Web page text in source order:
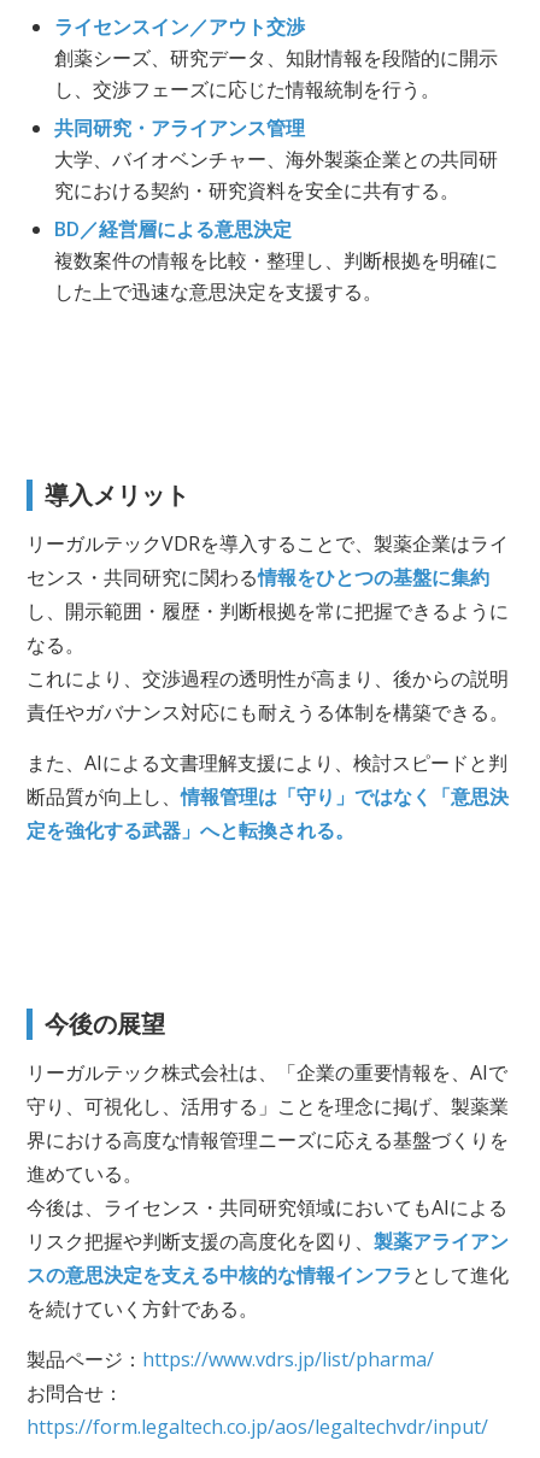
ライセンスイン／アウト交渉
創薬シーズ、研究データ、知財情報を段階的に開示
し、交渉フェーズに応じた情報統制を行う。
共同研究・アライアンス管理
大学、バイオベンチャー、海外製薬企業との共同研
究における契約・研究資料を安全に共有する。
BD／経営層による意思決定
複数案件の情報を比較・整理し、判断根拠を明確に
した上で迅速な意思決定を支援する。
導入メリット
リーガルテックVDRを導入することで、製薬企業はライ
センス・共同研究に関わる情報をひとつの基盤に集約
し、開示範囲・履歴・判断根拠を常に把握できるように
なる。
これにより、交渉過程の透明性が高まり、後からの説明
責任やガバナンス対応にも耐えうる体制を構築できる。
また、AIによる文書理解支援により、検討スピードと判
断品質が向上し、情報管理は「守り」ではなく「意思決
定を強化する武器」へと転換される。
今後の展望
リーガルテック株式会社は、「企業の重要情報を、AIで
守り、可視化し、活用する」ことを理念に掲げ、製薬業
界における高度な情報管理ニーズに応える基盤づくりを
進めている。
今後は、ライセンス・共同研究領域においてもAIによる
リスク把握や判断支援の高度化を図り、製薬アライアン
スの意思決定を支える中核的な情報インフラとして進化
を続けていく方針である。
製品ページ： https://www.vdrs.jp/list/pharma/
お問合せ：
https://form.legaltech.co.jp/aos/legaltechvdr/input/